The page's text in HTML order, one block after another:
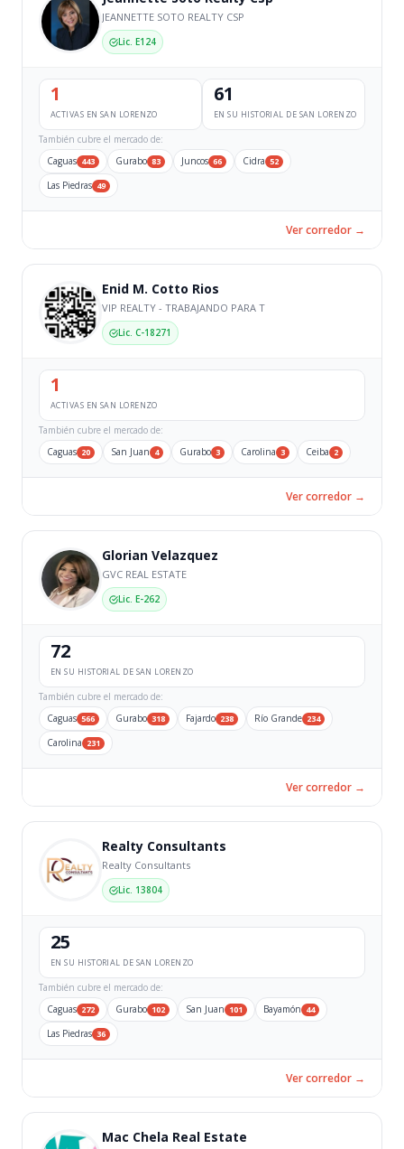
JEANNETTE SOTO REALTY CSP
Lic. E124
1
ACTIVAS EN SAN LORENZO
61
EN SU HISTORIAL DE SAN LORENZO
También cubre el mercado de:
Caguas 443 Gurabo 83 Juncos 66 Cidra 52
Las Piedras 49
Ver corredor →
Enid M. Cotto Rios
VIP REALTY - TRABAJANDO PARA T
Lic. C-18271
1
ACTIVAS EN SAN LORENZO
También cubre el mercado de:
Caguas 20 San Juan 4 Gurabo 3 Carolina 3 Ceiba 2
Ver corredor →
Glorian Velazquez
GVC REAL ESTATE
Lic. E-262
72
EN SU HISTORIAL DE SAN LORENZO
También cubre el mercado de:
Caguas 566 Gurabo 318 Fajardo 238 Río Grande 234
Carolina 231
Ver corredor →
Realty Consultants
Realty Consultants
Lic. 13804
25
EN SU HISTORIAL DE SAN LORENZO
También cubre el mercado de:
Caguas 272 Gurabo 102 San Juan 101 Bayamón 44
Las Piedras 36
Ver corredor →
Mac Chela Real Estate